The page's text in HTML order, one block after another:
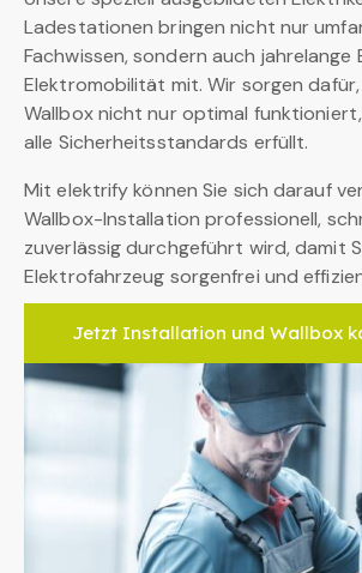
Ladestationen bringen nicht nur
Fachwissen, sondern auch jahrelange
Elektromobilität mit. Wir sorgen
Wallbox nicht nur optimal
alle Sicherheitsstandards erfüllt.
Mit elektrify können Sie sich darauf
Wallbox-Installation professionell,
zuverlässig durchgeführt wird, damit
Elektrofahrzeug sorgenfrei und
Jetzt Installation und Wallbox